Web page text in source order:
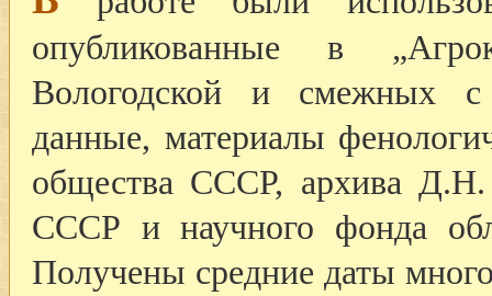
опубликованные в
Вологодской и смежных с
данные, материалы
общества СССР, архива
СССР и научного фонда
Получены средние даты